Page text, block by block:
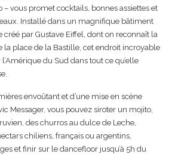
– vous promet cocktails, bonnes assiettes et
Installé dans un magnifique bâtiment
créé par Gustave Eiffel, dont on reconnaît la
la place de la Bastille, cet endroit incroyable
du Sud dans tout ce qu’elle
envoûtant et d’une mise en scène
Messager, vous pouvez siroter un mojito,
des churros au dulce de Leche,
chiliens, français ou argentins,
et finir sur le dancefloor jusqu’à 5h du